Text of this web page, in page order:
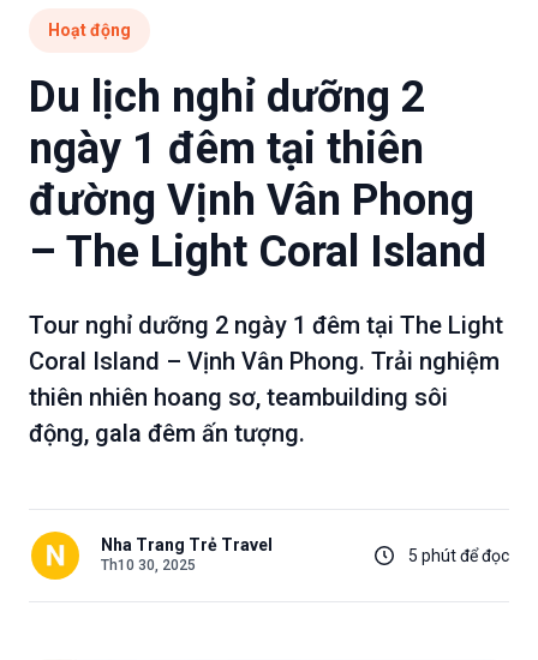
Hoạt động
Du lịch nghỉ dưỡng 2
ngày 1 đêm tại thiên
đường Vịnh Vân Phong
– The Light Coral Island
Tour nghỉ dưỡng 2 ngày 1 đêm tại The Light
Coral Island – Vịnh Vân Phong. Trải nghiệm
thiên nhiên hoang sơ, teambuilding sôi
động, gala đêm ấn tượng.
Nha Trang Trẻ Travel
Th10 30, 2025
5 phút để đọc